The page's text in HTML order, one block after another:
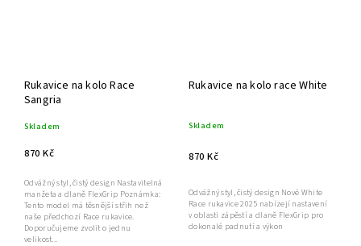
Rukavice na kolo Race
Sangria
Skladem
870 Kč
Odvážný styl, čistý design Nastavitelná
manžeta a dlaně FlexGrip Poznámka:
Tento model má těsnější střih než
naše předchozí Race rukavice.
Doporučujeme zvolit o jednu
velikost...
Rukavice na kolo race White
Skladem
870 Kč
Odvážný styl, čistý design Nové White
Race rukavice 2025 nabízejí nastavení
v oblasti zápěstí a dlaně FlexGrip pro
dokonalé padnutí a výkon